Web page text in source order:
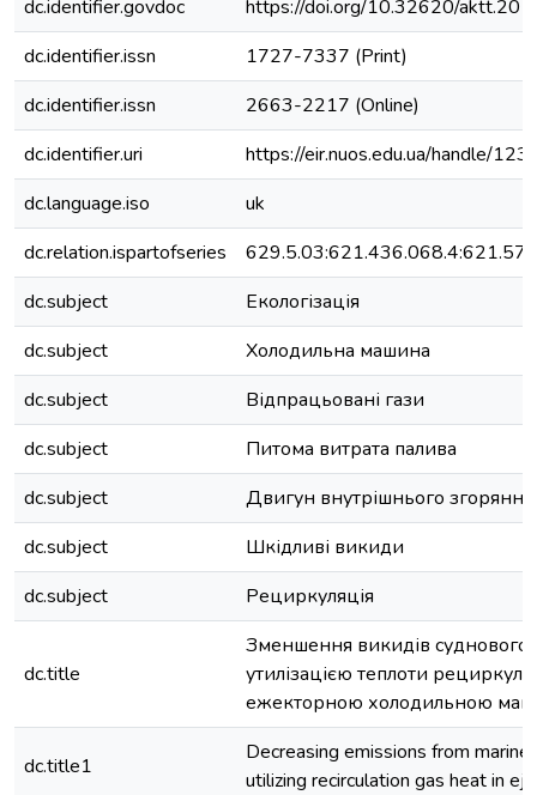
dc.identifier.govdoc
https://doi.org/10.32620/
dc.identifier.issn
1727-7337 (Print)
dc.identifier.issn
2663-2217 (Online)
dc.identifier.uri
https://eir.nuos.edu.ua/handle/
dc.language.iso
uk
dc.relation.ispartofseries
629.5.03:621.436.068.4:621.57
dc.subject
Екологізація
dc.subject
Холодильна машина
dc.subject
Відпрацьовані гази
dc.subject
Питома витрата палива
dc.subject
Двигун внутрішнього згоряння
dc.subject
Шкідливі викиди
dc.subject
Рециркуляція
dc.title
Зменшення викидів суднового
утилізацією теплоти
ежекторною холодильною
dc.title1
Decreasing emissions from
utilizing recirculation gas heat in